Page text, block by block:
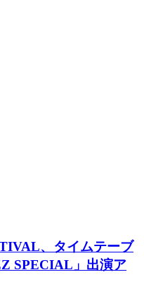
、タイムテーブ
SPECIAL」出演ア